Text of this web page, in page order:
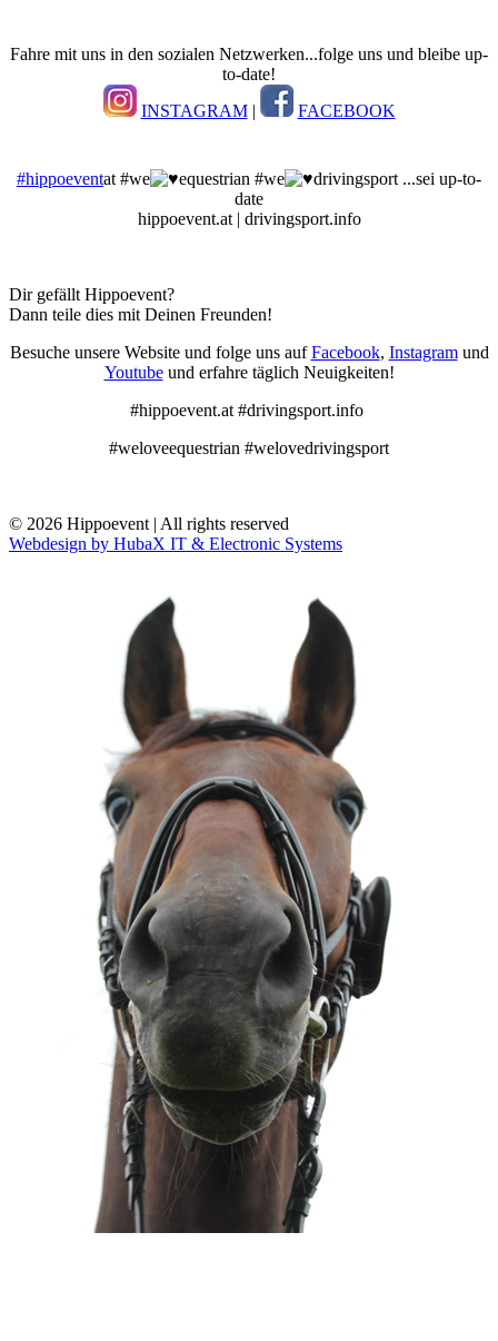
Fahre mit uns in den sozialen Netzwerken...folge uns und bleibe up-
to-date!
INSTAGRAM| FACEBOOK
#hippoeventat #we equestrian #we
drivingsport ...sei up-to-
date
hippoevent.at | drivingsport.info
Dir gefällt Hippoevent?
Dann teile dies mit Deinen Freunden!
Besuche unsere Website und folge uns aufFacebook, Instagramund
Youtubeund erfahre täglich Neuigkeiten!
#hippoevent.at #drivingsport.info
#weloveequestrian #welovedrivingsport
© 2026 Hippoevent | All rights reserved
Webdesign by HubaX IT & Electronic Systems